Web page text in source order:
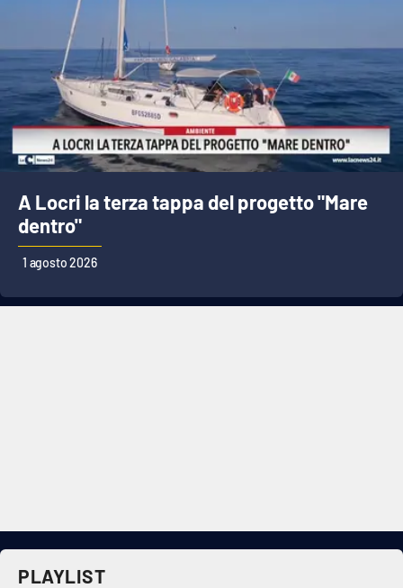
A Locri la terza tappa del progetto "Mare
dentro"
1 agosto 2026
PLAYLIST